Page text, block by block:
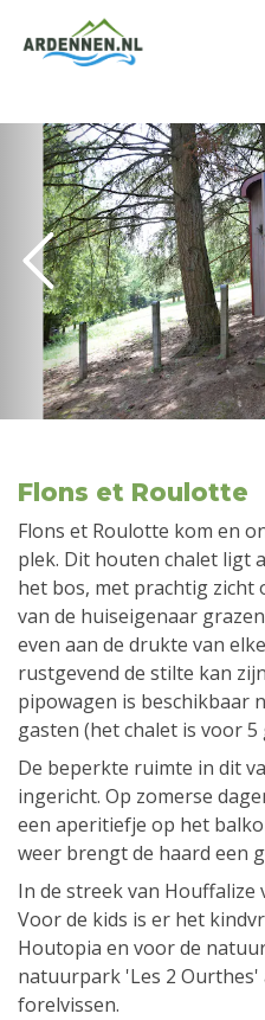
Flons et Roulotte
Flons et Roulotte kom en
plek. Dit houten chalet ligt
het bos, met prachtig zicht
van de huiseigenaar
even aan de drukte van
rustgevend de stilte kan
pipowagen is beschikbaar
gasten (het chalet is voor 5
De beperkte ruimte in dit
ingericht. Op zomerse
een aperitiefje op het
weer brengt de haard een
In de streek van Houffalize
Voor de kids is er het
Houtopia en voor de
natuurpark 'Les 2 Ourthes'
forelvissen.